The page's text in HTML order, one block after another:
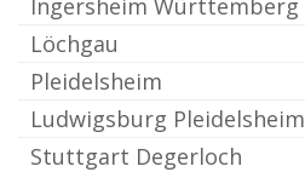
Ingersheim Württemberg
Löchgau
Pleidelsheim
Ludwigsburg Pleidelsheim
Stuttgart Degerloch